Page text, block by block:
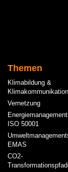
Themen
Klimabildung &
Klimakommunikation
Vernetzung
ISO 50001
EMAS
CO2-